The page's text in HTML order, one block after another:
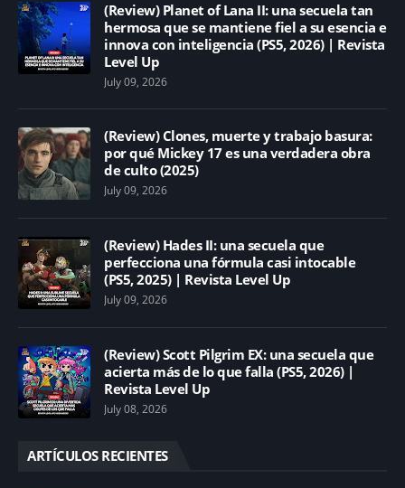
(Review) Planet of Lana II: una secuela tan
hermosa que se mantiene fiel a su esencia e
innova con inteligencia (PS5, 2026) | Revista
Level Up
July 09, 2026
(Review) Clones, muerte y trabajo basura:
por qué Mickey 17 es una verdadera obra
de culto (2025)
July 09, 2026
(Review) Hades II: una secuela que
perfecciona una fórmula casi intocable
(PS5, 2025) | Revista Level Up
July 09, 2026
(Review) Scott Pilgrim EX: una secuela que
acierta más de lo que falla (PS5, 2026) |
Revista Level Up
July 08, 2026
ARTÍCULOS RECIENTES